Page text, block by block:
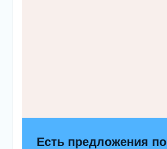
Есть предложения по